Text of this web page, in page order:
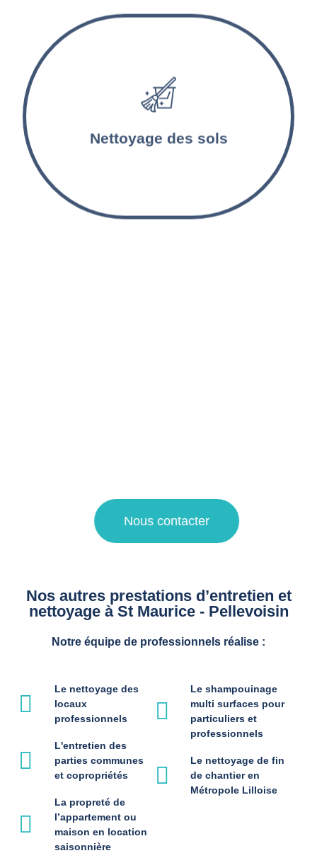
Nettoyage des sols
Les sols sont lavés et désinfectés par nos
agents d’entretien. Les tapis et les moquettes
sont aspirés et nettoyés en profondeur.
Nous contacter
Nos autres prestations d’entretien et
nettoyage à St Maurice - Pellevoisin
Notre équipe de professionnels réalise :
Le nettoyage des
locaux
professionnels
L'entretien des
parties communes
et copropriétés
La propreté de
l’appartement ou
maison en location
saisonnière
Le shampouinage
multi surfaces pour
particuliers et
professionnels
Le nettoyage de fin
de chantier en
Métropole Lilloise